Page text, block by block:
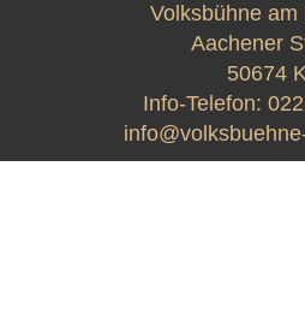
Volksbühne am
Aachener
50674
Info-Telefon: